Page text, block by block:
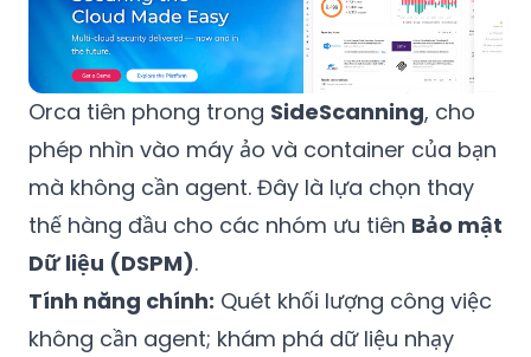
Orca tiên phong trong SideScanning, cho
phép nhìn vào máy ảo và container của bạn
mà không cần agent. Đây là lựa chọn thay
thế hàng đầu cho các nhóm ưu tiên Bảo mật
Dữ liệu (DSPM).
Tính năng chính: Quét khối lượng công việc
không cần agent; khám phá dữ liệu nhạy